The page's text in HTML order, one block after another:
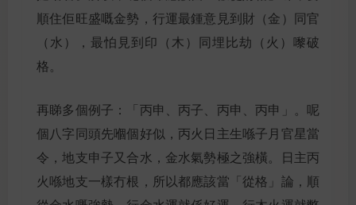
順住佢旺盛嘅金勢，行運最鍾意見到財（金）同官
（水），最怕見到印（木）同埋比劫（火）嚟破
格。
再睇多個例子：「丙申、丙子、丙申、丙申」。呢
個八字同頭先嗰個好似，丙火日主生喺子月官星當
令，地支申子又合水，金水氣勢極之強橫。日主丙
火喺地支一樣冇根，所以都應該當「從格」論，順